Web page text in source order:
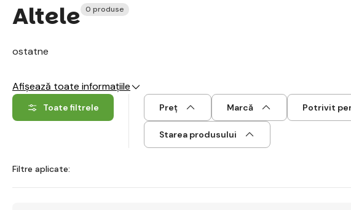
Altele 0 produse
ostatne
Afișează toate informațiile
Toate filtrele Preț Marcă Potrivit
Starea produsului
Filtre aplicate: